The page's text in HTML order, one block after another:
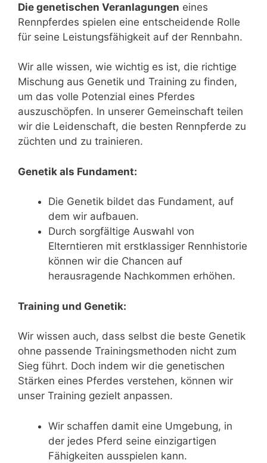
Die genetischen Veranlagungen eines
Rennpferdes spielen eine entscheidende Rolle
für seine Leistungsfähigkeit auf der Rennbahn.
Wir alle wissen, wie wichtig es ist, die richtige
Mischung aus Genetik und Training zu finden,
um das volle Potenzial eines Pferdes
auszuschöpfen. In unserer Gemeinschaft teilen
wir die Leidenschaft, die besten Rennpferde zu
züchten und zu trainieren.
Genetik als Fundament:
Die Genetik bildet das Fundament, auf
dem wir aufbauen.
Durch sorgfältige Auswahl von
Elterntieren mit erstklassiger Rennhistorie
können wir die Chancen auf
herausragende Nachkommen erhöhen.
Training und Genetik:
Wir wissen auch, dass selbst die beste Genetik
ohne passende Trainingsmethoden nicht zum
Sieg führt. Doch indem wir die genetischen
Stärken eines Pferdes verstehen, können wir
unser Training gezielt anpassen.
Wir schaffen damit eine Umgebung, in
der jedes Pferd seine einzigartigen
Fähigkeiten ausspielen kann.